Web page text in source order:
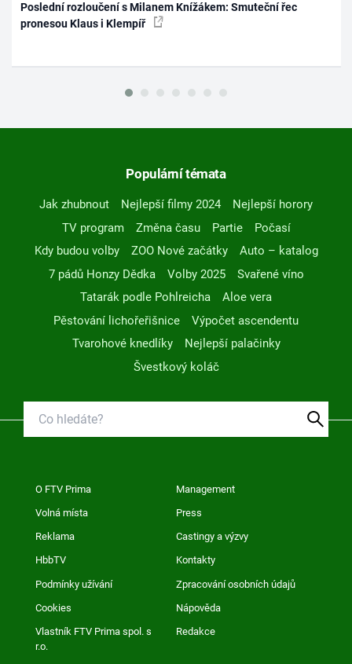
Poslední rozloučení s Milanem Knížákem: Smuteční řec
pronesou Klaus i Klempíř
Populární témata
Jak zhubnout Nejlepší filmy 2024
Nejlepší horory
TV program
Změna času Partie
Počasí
Kdy budou volby
ZOO Nové začátky
Auto – katalog
7 pádů Honzy Dědka
Volby 2025
Svařené víno
Tatarák podle Pohlreicha
Aloe vera
Pěstování lichořeřišnice
Výpočet ascendentu
Tvarohové knedlíky
Nejlepší palačinky
Švestkový koláč
O FTV Prima Management
Volná místa Press
Reklama Castingy a výzvy
HbbTV Kontakty
Podmínky užívání Zpracování osobních údajů
Cookies Nápověda
Vlastník FTV Prima spol. s
r.o.
Redakce